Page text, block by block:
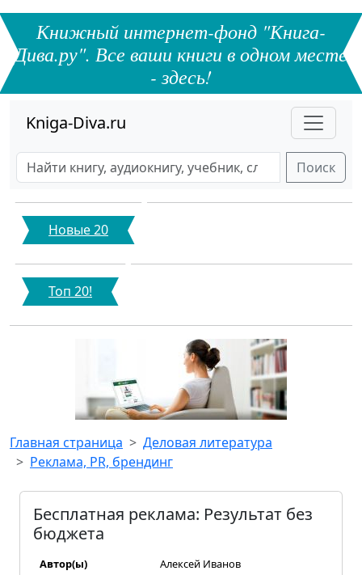
Книжный интернет-фонд "Книга-
Дива.ру". Все ваши книги в одном месте
- здесь!
Kniga-Diva.ru
Поиск
Новые 20
Топ 20!
Главная страница
Деловая литература
Реклама, PR, брендинг
Бесплатная реклама: Результат без
бюджета
Автор(ы)
Алексей Иванов